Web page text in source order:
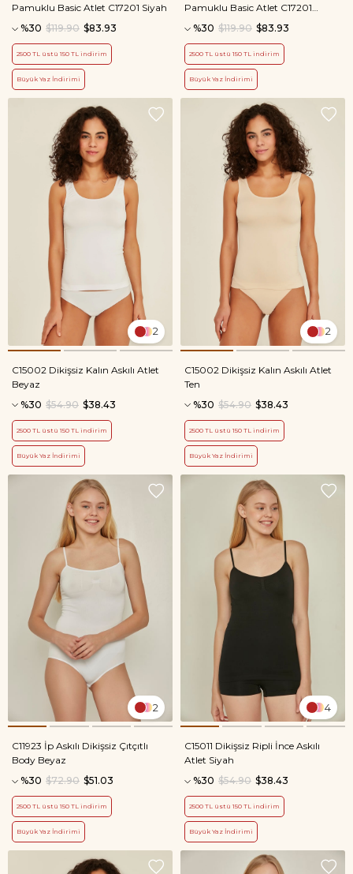
Pamuklu Basic Atlet C17201 Siyah
%30
$83.93
$119.90
2500 TL üstü 150 TL indirim
Büyük Yaz İndirimi
Pamuklu Basic Atlet C17201
Beyaz
%30 $83.93
$119.90
2500 TL üstü 150 TL indirim
Büyük Yaz İndirimi
2
C15002 Dikişsiz Kalın Askılı Atlet
Beyaz
%30
$38.43
$54.90
2500 TL üstü 150 TL indirim
Büyük Yaz İndirimi
2
C15002 Dikişsiz Kalın Askılı Atlet
Ten
%30
$38.43
$54.90
2500 TL üstü 150 TL indirim
Büyük Yaz İndirimi
2
C11923 İp Askılı Dikişsiz Çıtçıtlı
Body Beyaz
%30
$51.03
$72.90
2500 TL üstü 150 TL indirim
Büyük Yaz İndirimi
4
C15011 Dikişsiz Ripli İnce Askılı
Atlet Siyah
%30
$38.43
$54.90
2500 TL üstü 150 TL indirim
Büyük Yaz İndirimi